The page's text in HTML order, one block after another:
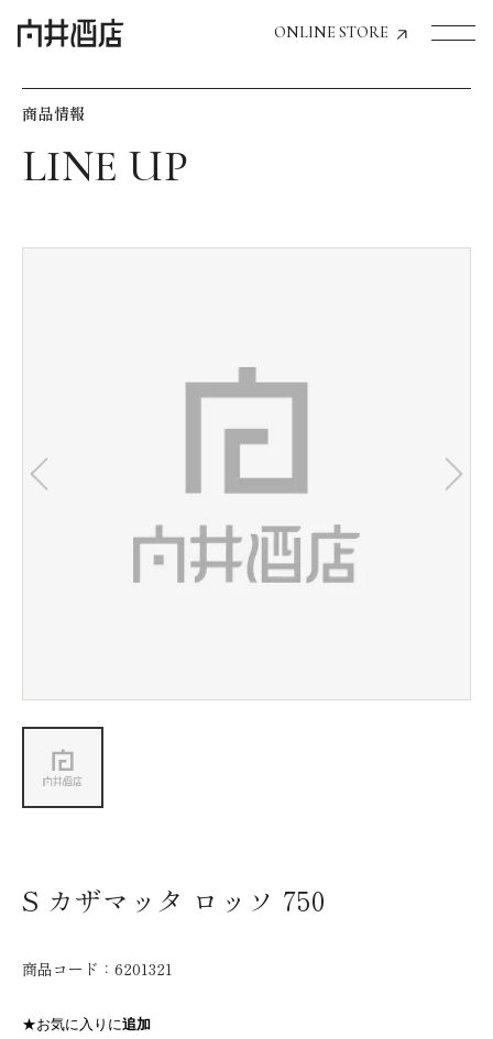
ONLINE STORE
飲食店経営のお客様
お気に入り機能の活用方法
会社情報
商品情報
S カザマッタ ロッソ 750
商品コード： 6201321
★お気に入りに追加